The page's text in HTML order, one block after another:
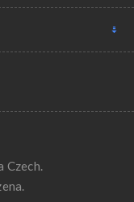
Czech.